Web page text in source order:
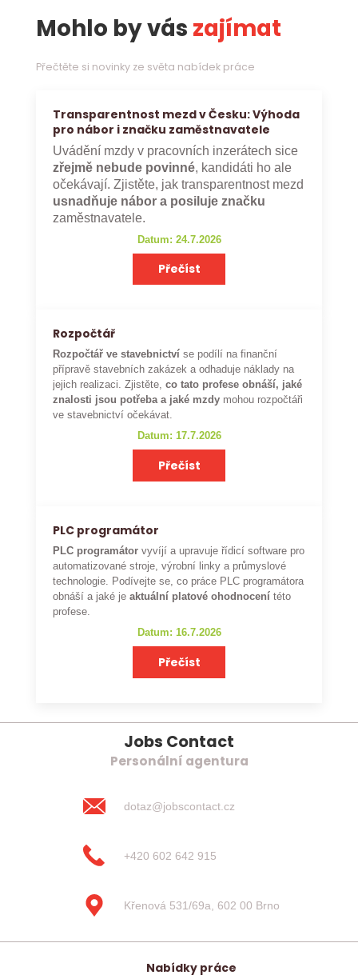
Mohlo by vás zajímat
Přečtěte si novinky ze světa nabídek práce
Transparentnost mezd v Česku: Výhoda
pro nábor i značku zaměstnavatele
Uvádění mzdy v pracovních inzerátech sice
zřejmě nebude povinné, kandidáti ho ale
očekávají. Zjistěte, jak transparentnost mezd
usnadňuje nábor a posiluje značku
zaměstnavatele.
Datum: 24.7.2026
Přečíst
Rozpočtář
Rozpočtář ve stavebnictví se podílí na finanční
přípravě stavebních zakázek a odhaduje náklady na
jejich realizaci. Zjistěte,co tato profese obnáší, jaké
znalosti jsou potřeba a jaké mzdy mohou rozpočtáři
ve stavebnictví očekávat.
Datum: 17.7.2026
Přečíst
PLC programátor
PLC programátor vyvíjí a upravuje řídicí software pro
automatizované stroje, výrobní linky a průmyslové
technologie. Podívejte se, co práce PLC programátora
obnáší a jaké je aktuální platové ohodnocení této
profese.
Datum: 16.7.2026
Přečíst
Jobs Contact
Personální agentura
dotaz@jobscontact.cz
+420 602 642 915
Křenová 531/69a, 602 00 Brno
Nabídky práce